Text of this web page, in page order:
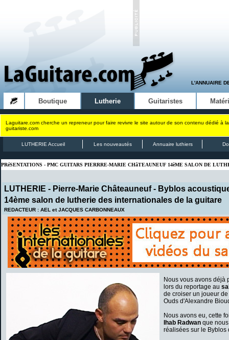
L'ANNUAIRE
Boutique Lutherie Guitaristes
Laguitare.com cherche un repreneur pour faire revivre le site autour de son contenu dédié à
guitariste.com
LUTHERIE Accueil Les nouveautés Annuaire luthiers
PRéSENTATIONS - PMC GUITARS PIERRRE-MARIE CHâTEAUNEUF 14èME SALON DE
LUTHERIE - Pierre-Marie Châteauneuf- Byblos
14ème salon de lutherie des internationales de la guitare
REDACTEUR : AEL et JACQUES CARBONNEAUX
Nous vous avons
lors du reportage au
de croiser un joueur
Ouds d'Alexandre
Nous avons eu, cette
Ihab Radwan que
réalisées sur le Byblos